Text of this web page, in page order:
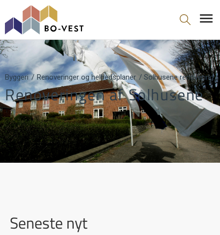
gå til indhold
Byggeri Renoveringer og helhedsplaner Solhusene renovering
Renoveringen af Solhusene
Seneste nyt